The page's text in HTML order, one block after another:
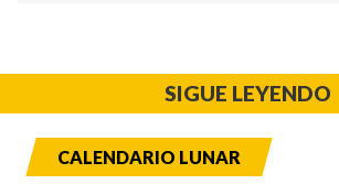
SIGUE LEYENDO
CALENDARIO LUNAR